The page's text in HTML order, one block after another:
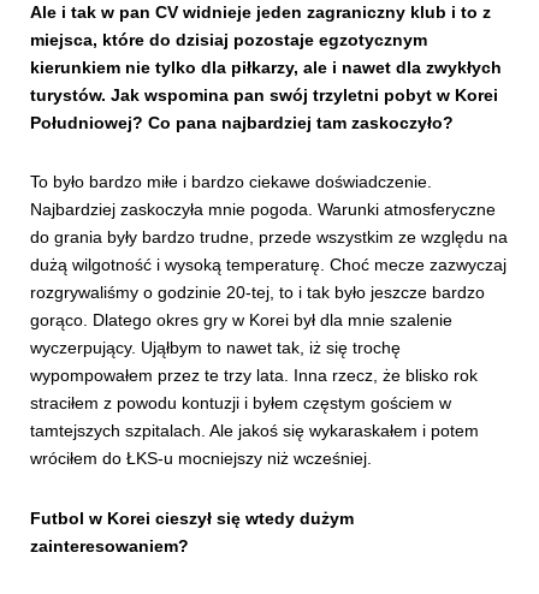
Ale i tak w pan CV widnieje jeden zagraniczny klub i to z
miejsca, które do dzisiaj pozostaje egzotycznym
kierunkiem nie tylko dla piłkarzy, ale i nawet dla zwykłych
turystów. Jak wspomina pan swój trzyletni pobyt w Korei
Południowej? Co pana najbardziej tam zaskoczyło?
To było bardzo miłe i bardzo ciekawe doświadczenie.
Najbardziej zaskoczyła mnie pogoda. Warunki atmosferyczne
do grania były bardzo trudne, przede wszystkim ze względu na
dużą wilgotność i wysoką temperaturę. Choć mecze zazwyczaj
rozgrywaliśmy o godzinie 20-tej, to i tak było jeszcze bardzo
gorąco. Dlatego okres gry w Korei był dla mnie szalenie
wyczerpujący. Ująłbym to nawet tak, iż się trochę
wypompowałem przez te trzy lata. Inna rzecz, że blisko rok
straciłem z powodu kontuzji i byłem częstym gościem w
tamtejszych szpitalach. Ale jakoś się wykaraskałem i potem
wróciłem do ŁKS-u mocniejszy niż wcześniej.
Futbol w Korei cieszył się wtedy dużym
zainteresowaniem?